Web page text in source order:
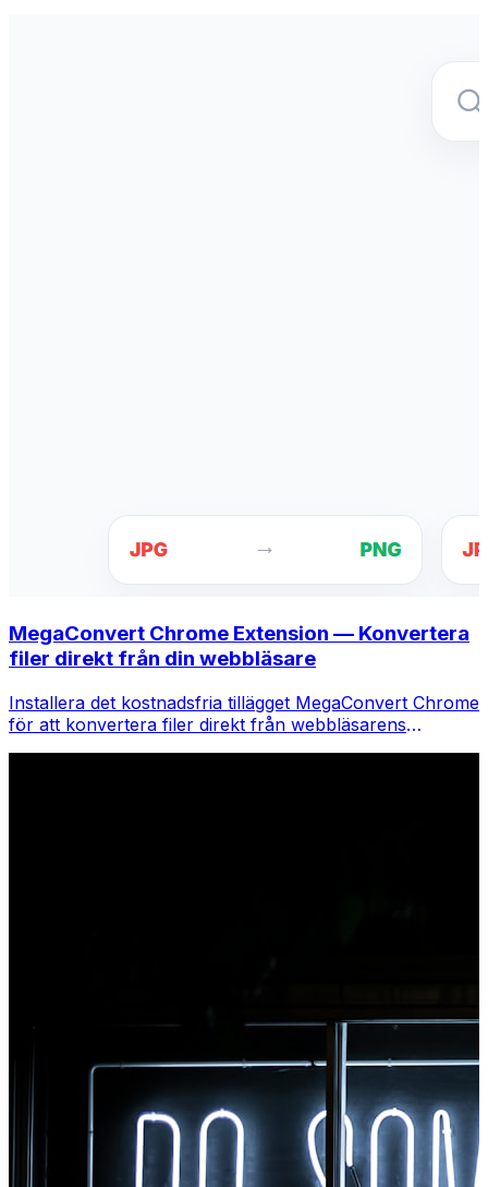
MegaConvert Chrome Extension — Konvertera
filer direkt från din webbläsare
Installera det kostnadsfria tillägget MegaConvert Chrome
för att konvertera filer direkt från webbläsarens